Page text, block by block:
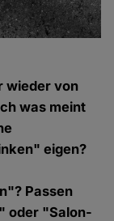
wieder von
was meint
eigen?
Passen
oder "Salon-